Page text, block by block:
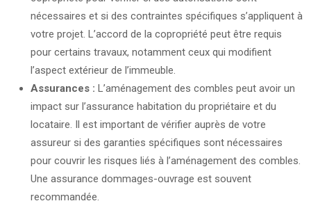
nécessaires et si des contraintes spécifiques s’appliquent à
votre projet. L’accord de la copropriété peut être requis
pour certains travaux, notamment ceux qui modifient
l’aspect extérieur de l’immeuble.
Assurances : L’aménagement des combles peut avoir un
impact sur l’assurance habitation du propriétaire et du
locataire. Il est important de vérifier auprès de votre
assureur si des garanties spécifiques sont nécessaires
pour couvrir les risques liés à l’aménagement des combles.
Une assurance dommages-ouvrage est souvent
recommandée.